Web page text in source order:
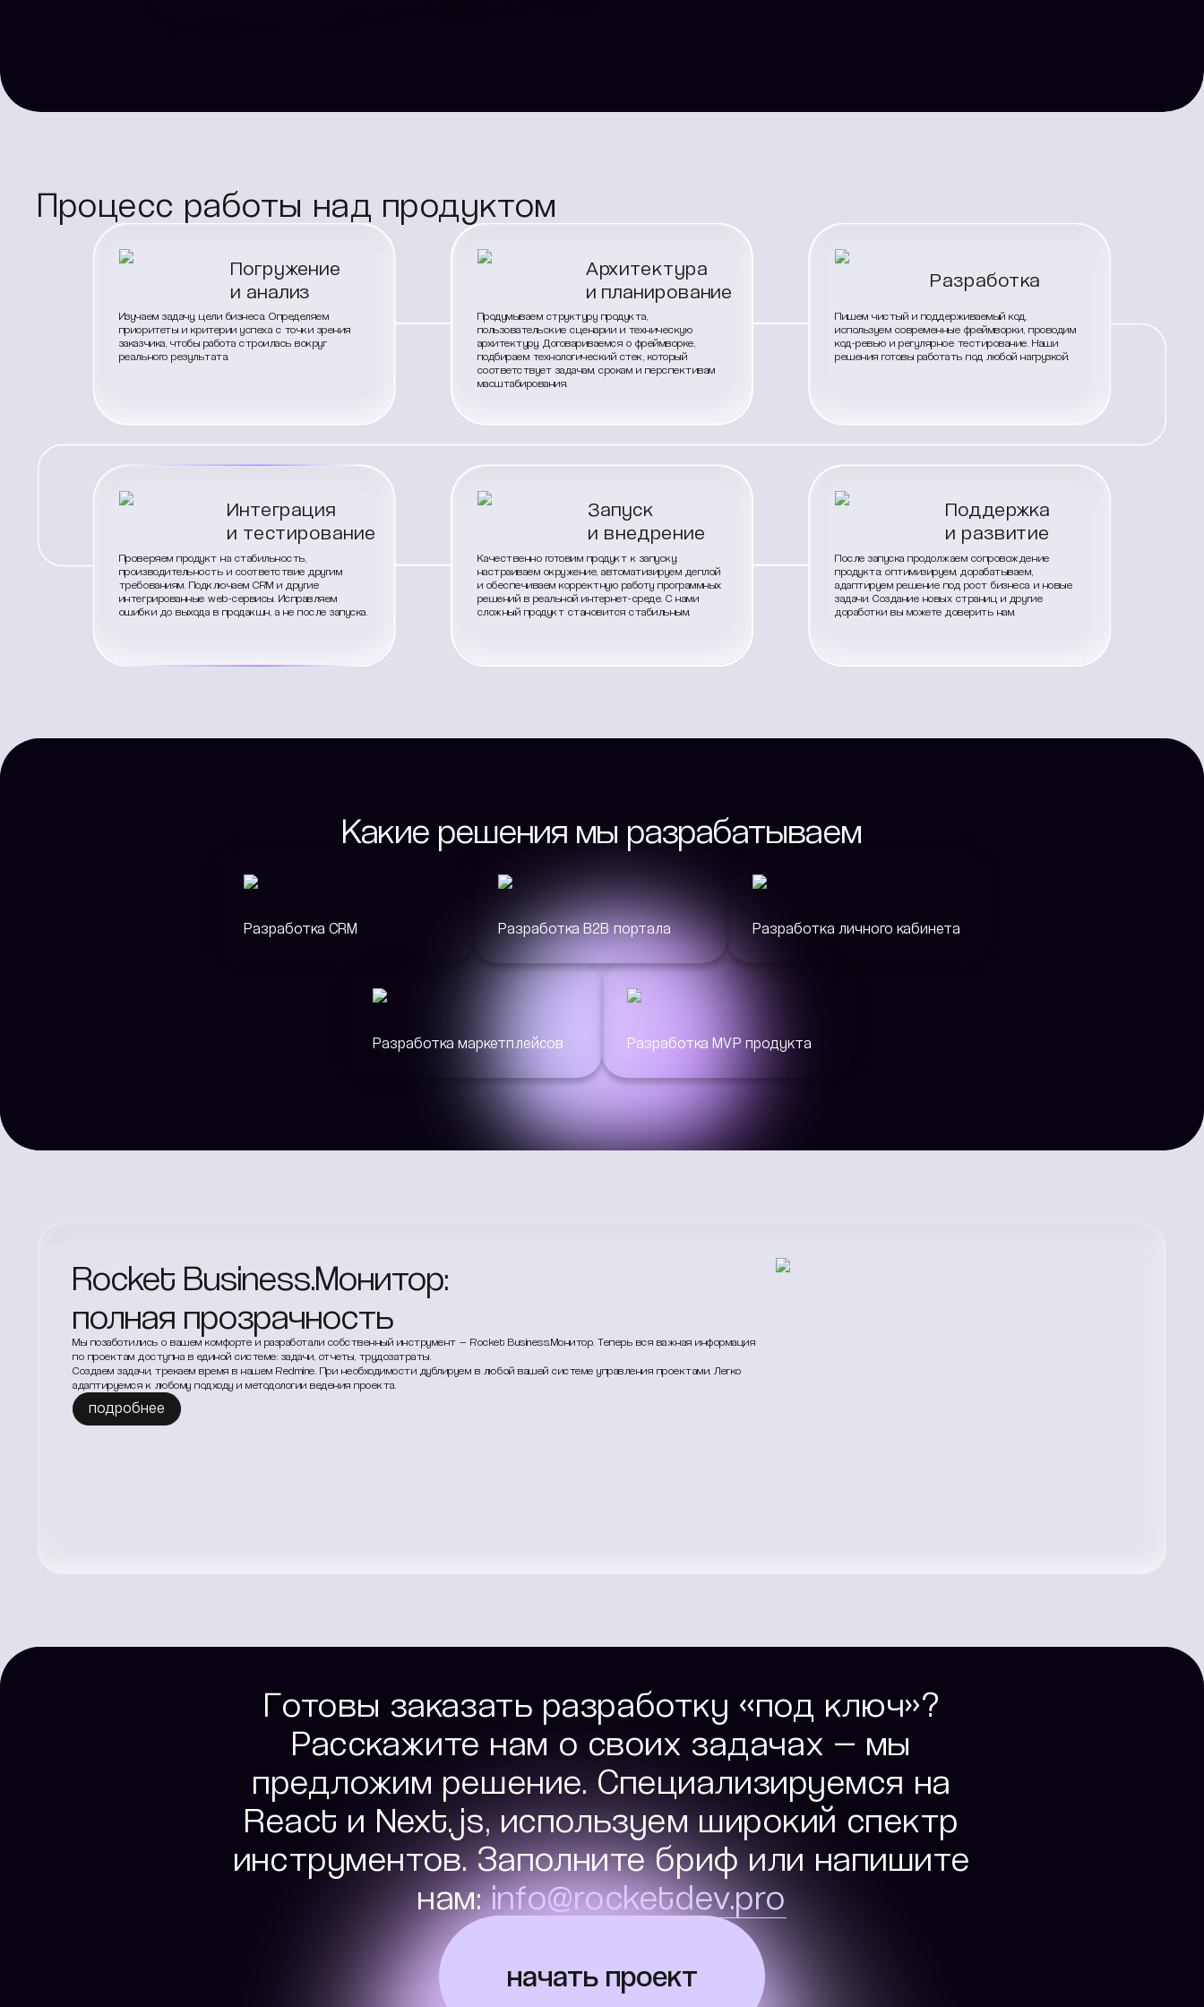
Процесс работы над продуктом
Погружение
и анализ
Изучаем задачу, цели бизнеса. Определяем
приоритеты и критерии успеха с точки зрения
заказчика, чтобы работа строилась вокруг
реального результата.
Архитектура
и планирование
Продумываем структуру продукта,
пользовательские сценарии и техническую
архитектуру. Договариваемся о фреймворке,
подбираем технологический стек, который
соответствует задачам, срокам и перспективам
масштабирования.
Разработка
Пишем чистый и поддерживаемый код,
используем современные фреймворки, проводим
код-ревью и регулярное тестирование. Наши
решения готовы работать под любой нагрузкой.
Интеграция
и тестирование
Проверяем продукт на стабильность,
производительность и соответствие другим
требованиям. Подключаем CRM и другие
интегрированные web-сервисы. Исправляем
ошибки до выхода в продакшн, а не после запуска.
Запуск
и внедрение
Качественно готовим продукт к запуску:
настраиваем окружение, автоматизируем деплой
и обеспечиваем корректную работу программных
решений в реальной интернет-среде. С нами
сложный продукт становится стабильным.
Поддержка
и развитие
После запуска продолжаем сопровождение
продукта: оптимизируем, дорабатываем,
адаптируем решение под рост бизнеса и новые
задачи. Создание новых страниц и другие
доработки вы можете доверить нам.
Какие решения мы разрабатываем
Разработка CRM Разработка B2B портала Разработка личного кабинета
Разработка маркетплейсов Разработка MVP продукта
Rocket Business.Монитор:
полная прозрачность
Мы позаботились о вашем комфорте и разработали собственный инструмент — Rocket Business.Монитор. Теперь вся важная информация
по проектам доступна в единой системе: задачи, отчеты, трудозатраты.
Создаем задачи, трекаем время в нашем Redmine. При необходимости дублируем в любой вашей системе управления проектами. Легко
адаптируемся к любому подходу и методологии ведения проекта.
подробнее
Готовы заказать разработку «под ключ»?
Расскажите нам о своих задачах — мы
предложим решение. Специализируемся на
React и Next.js, используем широкий спектр
инструментов. Заполните бриф или напишите
нам: info@rocketdev.pro
начать проект